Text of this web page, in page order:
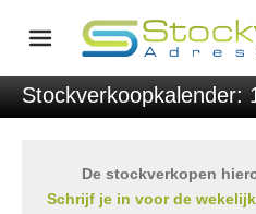
Stockverkoopkalender:
De stockverkopen
Schrijf je in voor de